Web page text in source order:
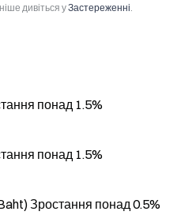
дивіться уЗастереженні.
понад 1.5%
понад 1.5%
Зростання понад 0.5%